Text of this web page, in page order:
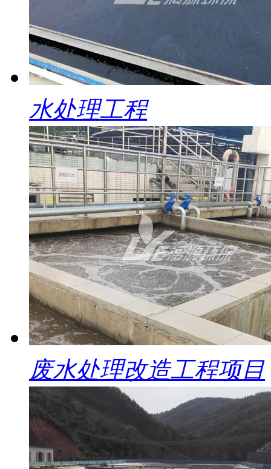
水处理工程
废水处理改造工程项目